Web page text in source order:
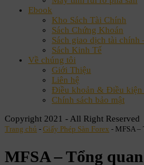
Ebook
Kho Sách Tài Chính
Sách Chứng Khoán
Sách giao dịch tài chính
Sách Kinh Tế
Về chúng tôi
Giới Thiệu
Liên hệ
Điều khoản & Điều kiện
Chính sách bảo mật
Copyright 2021 - All Right Reserved
Trang chủ - Giấy Phép Sàn Forex - MFSA –
MFSA – Tổng